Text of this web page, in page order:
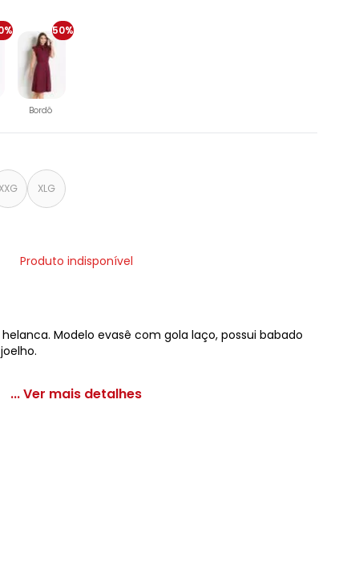
50%
Bordô
XXG XLG
Produto indisponível
Modelo evasê com gola laço, possui babado
... Ver mais detalhes